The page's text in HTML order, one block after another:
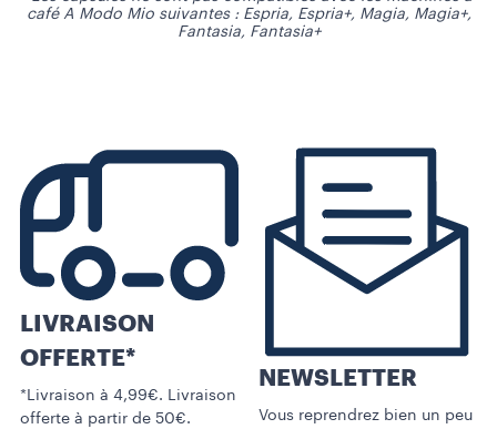
café A Modo Mio suivantes : Espria, Espria+, Magia, Magia+,
Fantasia, Fantasia+
LIVRAISON
OFFERTE*
*Livraison à 4,99€. Livraison
offerte à partir de 50€.
NEWSLETTER
Vous reprendrez bien un peu